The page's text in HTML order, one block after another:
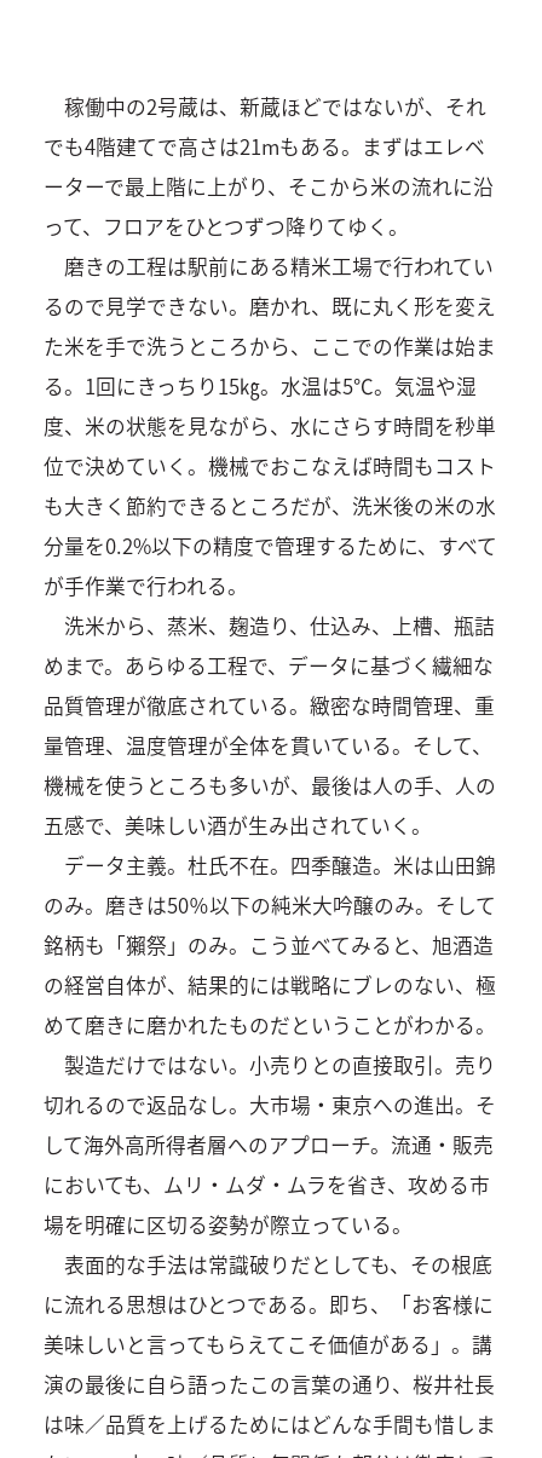
稼働中の2号蔵は、新蔵ほどではないが、それ
でも4階建てで高さは21mもある。まずはエレベ
ーターで最上階に上がり、そこから米の流れに沿
って、フロアをひとつずつ降りてゆく。
磨きの工程は駅前にある精米工場で行われてい
るので見学できない。磨かれ、既に丸く形を変え
た米を手で洗うところから、ここでの作業は始ま
る。1回にきっちり15㎏。水温は5℃。気温や湿
度、米の状態を見ながら、水にさらす時間を秒単
位で決めていく。機械でおこなえば時間もコスト
も大きく節約できるところだが、洗米後の米の水
分量を0.2%以下の精度で管理するために、すべて
が手作業で行われる。
洗米から、蒸米、麹造り、仕込み、上槽、瓶詰
めまで。あらゆる工程で、データに基づく繊細な
品質管理が徹底されている。緻密な時間管理、重
量管理、温度管理が全体を貫いている。そして、
機械を使うところも多いが、最後は人の手、人の
五感で、美味しい酒が生み出されていく。
データ主義。杜氏不在。四季醸造。米は山田錦
のみ。磨きは50％以下の純米大吟醸のみ。そして
銘柄も「獺祭」のみ。こう並べてみると、旭酒造
の経営自体が、結果的には戦略にブレのない、極
めて磨きに磨かれたものだということがわかる。
製造だけではない。小売りとの直接取引。売り
切れるので返品なし。大市場・東京への進出。そ
して海外高所得者層へのアプローチ。流通・販売
においても、ムリ・ムダ・ムラを省き、攻める市
場を明確に区切る姿勢が際立っている。
表面的な手法は常識破りだとしても、その根底
に流れる思想はひとつである。即ち、「お客様に
美味しいと言ってもらえてこそ価値がある」。講
演の最後に自ら語ったこの言葉の通り、桜井社長
は味／品質を上げるためにはどんな手間も惜しま